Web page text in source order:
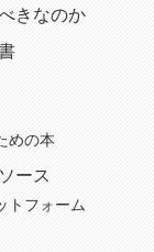
きなのか
めの本
ース
トフォーム